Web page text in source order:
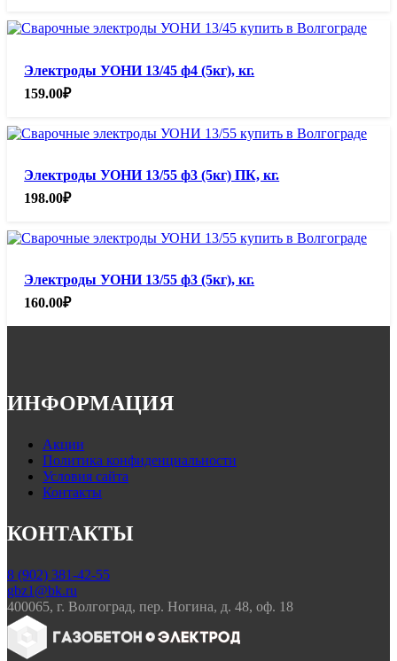
Электроды УОНИ 13/45 ф4 (5кг), кг.
159.00₽
Электроды УОНИ 13/55 ф3 (5кг) ПК, кг.
198.00₽
Электроды УОНИ 13/55 ф3 (5кг), кг.
160.00₽
ИНФОРМАЦИЯ
Акции
Политика конфиденциальности
Условия сайта
Контакты
КОНТАКТЫ
8 (902) 381-42-55
gbz1@bk.ru
400065, г. Волгоград, пер. Ногина, д. 48, оф. 18